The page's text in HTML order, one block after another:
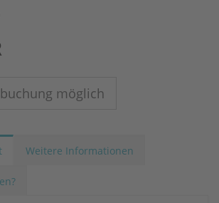
möglich
Weitere Informationen